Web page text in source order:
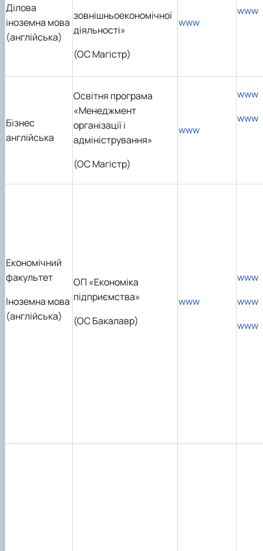
Ділова
іноземна мова
(англійська)
зовнішньоекономічної
діяльності»
(ОС Магістр)
www
www
Бізнес
англійська
Освітня програма
«Менеджмент
організації і
адміністрування»
(ОС Магістр)
www
www
www
Економічний
факультет
Іноземна мова
(англійська)
ОП «Економіка
підприємства»
(ОС Бакалавр)
www
www
www
www